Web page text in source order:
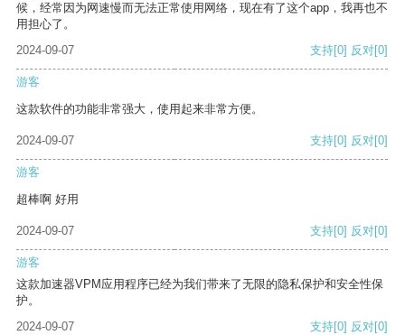
候，经常因为网速慢而无法正常使用网络，现在有了这个app，我再也不
用担心了。
2024-09-07
支持[0] 反对[0]
游客
这款软件的功能非常强大，使用起来非常方便。
2024-09-07 支持[0] 反对[0]
游客
超棒啊 好用
2024-09-07 支持[0] 反对[0]
游客
这款加速器VPM应用程序已经为我们带来了无限的隐私保护和安全性保
护。
2024-09-07
支持[0] 反对[0]